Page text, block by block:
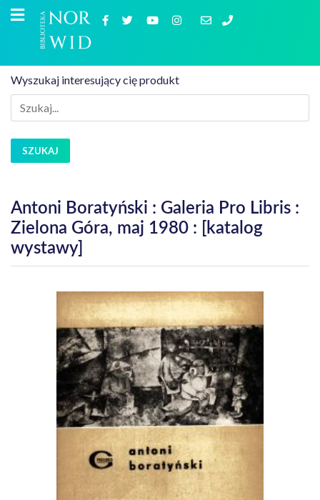
Wyszukaj interesujący cię produkt
SZUKAJ
Antoni Boratyński : Galeria Pro Libris :
Zielona Góra, maj 1980 : [katalog
wystawy]